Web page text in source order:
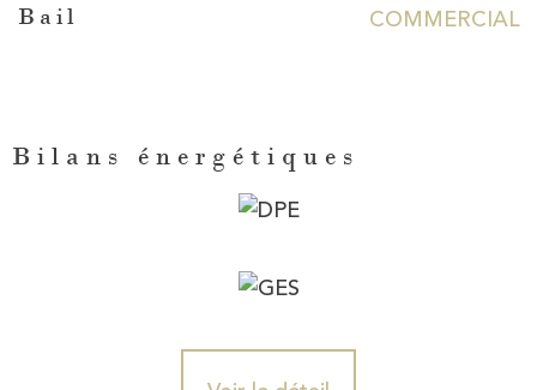
Bail COMMERCIAL
Bilans énergétiques